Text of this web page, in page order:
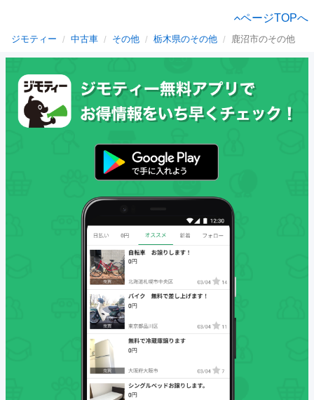
ページTOPへ
ジモティー 中古車 その他 栃木県のその他 鹿沼市のその他